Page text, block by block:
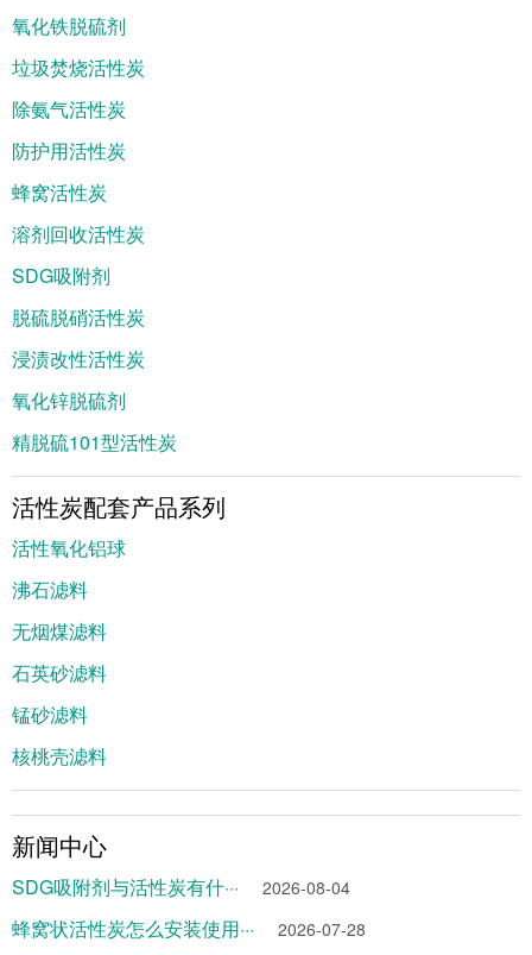
氧化铁脱硫剂
垃圾焚烧活性炭
除氨气活性炭
防护用活性炭
蜂窝活性炭
溶剂回收活性炭
SDG吸附剂
脱硫脱硝活性炭
浸渍改性活性炭
氧化锌脱硫剂
精脱硫101型活性炭
活性炭配套产品系列
活性氧化铝球
沸石滤料
无烟煤滤料
石英砂滤料
锰砂滤料
核桃壳滤料
新闻中心
SDG吸附剂与活性炭有什··· 2026-08-04
蜂窝状活性炭怎么安装使用··· 2026-07-28